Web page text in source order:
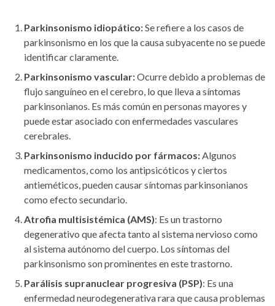
Parkinsonismo idiopático:Se refiere a los casos de
parkinsonismo en los que la causa subyacente no se puede
identificar claramente.
Parkinsonismo vascular:Ocurre debido a problemas de
flujo sanguíneo en el cerebro, lo que lleva a síntomas
parkinsonianos. Es más común en personas mayores y
puede estar asociado con enfermedades vasculares
cerebrales.
Parkinsonismo inducido por fármacos:Algunos
medicamentos, como los antipsicóticos y ciertos
antieméticos, pueden causar síntomas parkinsonianos
como efecto secundario.
Atrofia multisistémica (AMS): Es un trastorno
degenerativo que afecta tanto al sistema nervioso como
al sistema autónomo del cuerpo. Los síntomas del
parkinsonismo son prominentes en este trastorno.
Parálisis supranuclear progresiva (PSP): Es una
enfermedad neurodegenerativa rara que causa problemas